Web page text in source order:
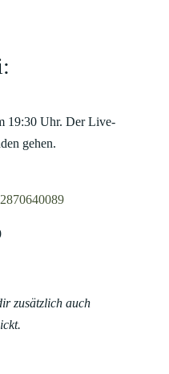
19:30 Uhr. Der Live-
gehen.
zusätzlich auch